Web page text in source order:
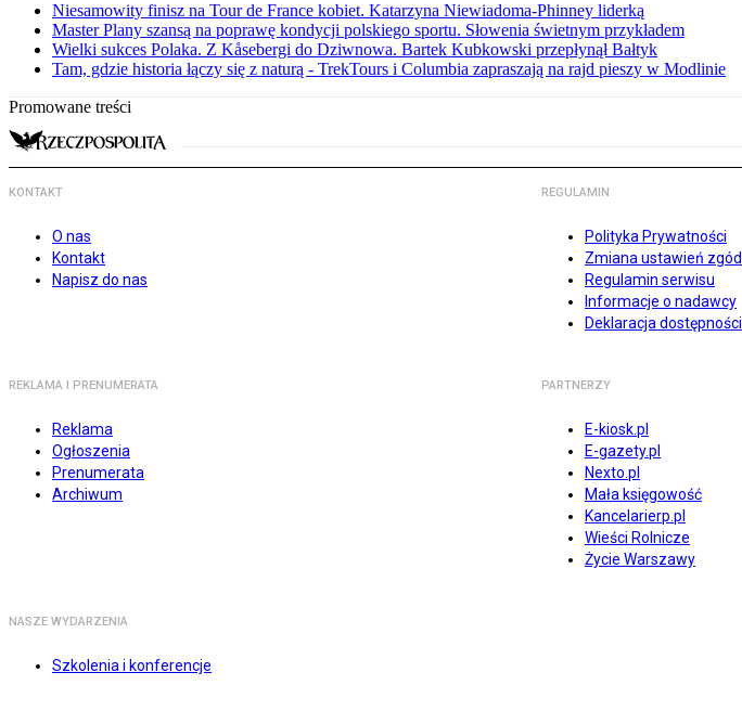
Niesamowity finisz na Tour de France kobiet. Katarzyna Niewiadoma-Phinney liderką
Master Plany szansą na poprawę kondycji polskiego sportu. Słowenia świetnym przykładem
Wielki sukces Polaka. Z Kåsebergi do Dziwnowa. Bartek Kubkowski przepłynął Bałtyk
Tam, gdzie historia łączy się z naturą - TrekTours i Columbia zapraszają na rajd pieszy w Modlinie
Promowane treści
KONTAKT
O nas
Kontakt
Napisz do nas
REGULAMIN
Polityka Prywatności
Zmiana ustawień zgód
Regulamin serwisu
Informacje o nadawcy
Deklaracja dostępności
REKLAMA I PRENUMERATA
Reklama
Ogłoszenia
Prenumerata
Archiwum
PARTNERZY
E-kiosk.pl
E-gazety.pl
Nexto.pl
Mała księgowość
Kancelarierp.pl
Wieści Rolnicze
Życie Warszawy
NASZE WYDARZENIA
Szkolenia i konferencje